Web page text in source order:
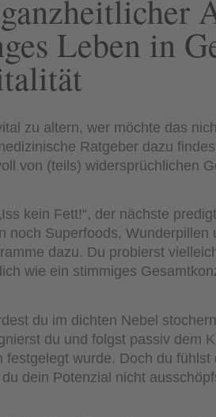
Leben in
zu altern, wer möchte das
Ratgeber dazu
von (teils) widersprüchlichen
kein Fett!“, der nächste
noch Superfoods, Wunderpillen
dazu. Du probierst
wie ein stimmiges
du im dichten Nebel
du und folgst passiv dem
festgelegt wurde. Doch du
dein Potenzial nicht